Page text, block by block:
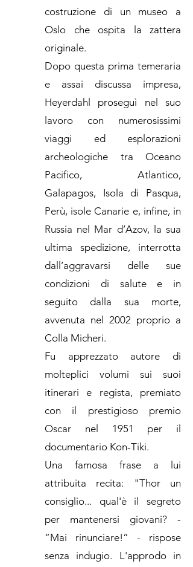
costruzione di un museo a
Oslo che ospita la zattera
originale.
Dopo questa prima temeraria
e assai discussa impresa,
Heyerdahl proseguì nel suo
lavoro con numerosissimi
viaggi ed esplorazioni
archeologiche tra Oceano
Pacifico, Atlantico,
Galapagos, Isola di Pasqua,
Perù, isole Canarie e, infine, in
Russia nel Mar d’Azov, la sua
ultima spedizione, interrotta
dall’aggravarsi delle sue
condizioni di salute e in
seguito dalla sua morte,
avvenuta nel 2002 proprio a
Colla Micheri.
Fu apprezzato autore di
molteplici volumi sui suoi
itinerari e regista, premiato
con il prestigioso premio
Oscar nel 1951 per il
documentario Kon-Tiki.
Una famosa frase a lui
attribuita recita: "Thor un
consiglio... qual'è il segreto
per mantenersi giovani? -
“Mai rinunciare!” - rispose
senza indugio. L'approdo in